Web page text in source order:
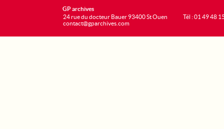
GP archives
24 rue du docteur Bauer 93400 St Ouen
contact@gparchives.com
Tél : 01 49 48